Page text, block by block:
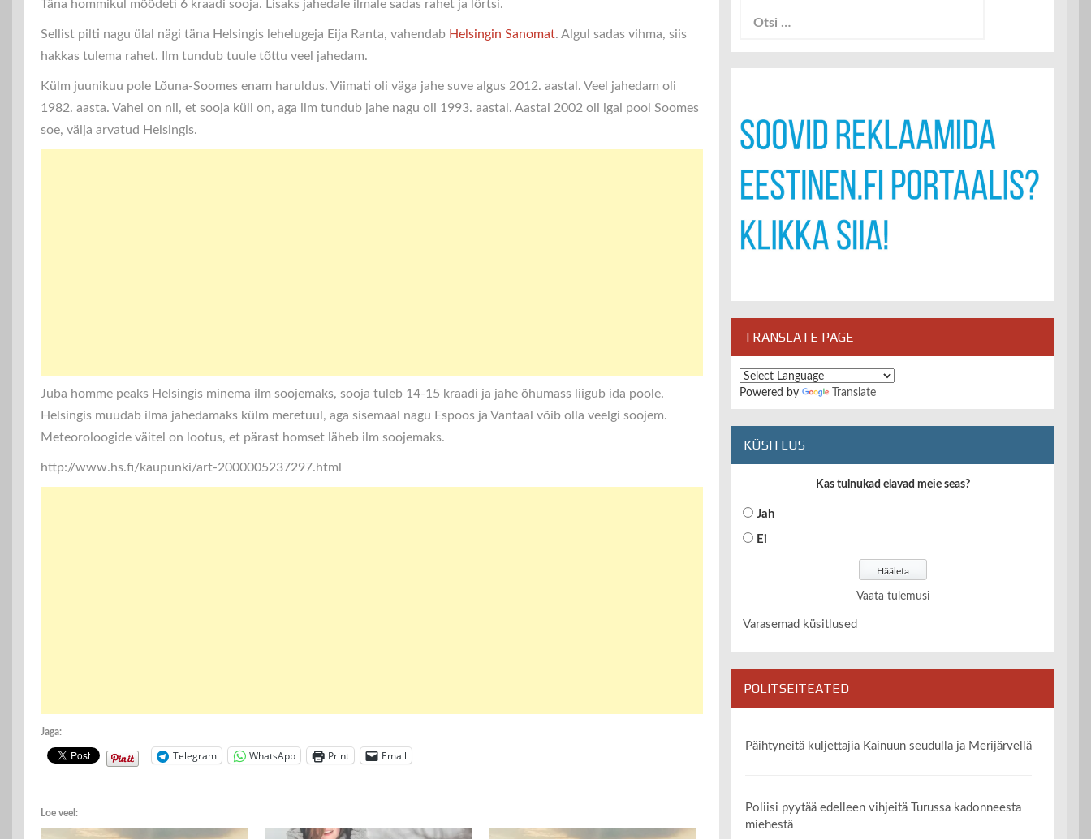
Täna hommikul mõõdeti 6 kraadi sooja. Lisaks jahedale ilmale sadas rahet ja lörtsi.
Sellist pilti nagu ülal nägi täna Helsingis lehelugeja Eija Ranta, vahendab Helsingin Sanomat. Algul sadas vihma, siis
hakkas tulema rahet. Ilm tundub tuule tõttu veel jahedam.
Külm juunikuu pole Lõuna-Soomes enam haruldus. Viimati oli väga jahe suve algus 2012. aastal. Veel jahedam oli
1982. aasta. Vahel on nii, et sooja küll on, aga ilm tundub jahe nagu oli 1993. aastal. Aastal 2002 oli igal pool Soomes
soe, välja arvatud Helsingis.
Juba homme peaks Helsingis minema ilm soojemaks, sooja tuleb 14-15 kraadi ja jahe õhumass liigub ida poole.
Helsingis muudab ilma jahedamaks külm meretuul, aga sisemaal nagu Espoos ja Vantaal võib olla veelgi soojem.
Meteoroloogide väitel on lootus, et pärast homset läheb ilm soojemaks.
http://www.hs.fi/kaupunki/art-2000005237297.html
Jaga:
Telegram WhatsApp Print Email
Loe veel:
TRANSLATE PAGE
Powered by Translate
KÜSITLUS
Kas tulnukad elavad meie seas?
Jah
Ei
Vaata tulemusi
Varasemad küsitlused
POLITSEITEATED
Päihtyneitä kuljettajia Kainuun seudulla ja Merijärvellä
Poliisi pyytää edelleen vihjeitä Turussa kadonneesta
miehestä